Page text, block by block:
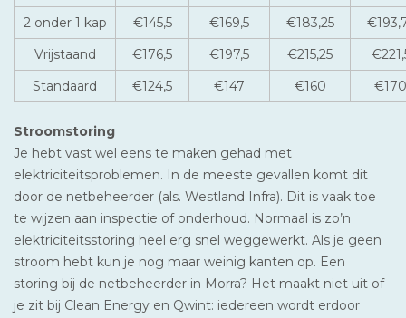
2 onder 1 kap
€145,5 €169,5 €183,25
Vrijstaand
€176,5 €197,5 €215,25
Standaard
€124,5 €147 €160 €170
Stroomstoring
Je hebt vast wel eens te maken gehad met
elektriciteitsproblemen. In de meeste gevallen komt dit
door de netbeheerder (als. Westland Infra). Dit is vaak toe
te wijzen aan inspectie of onderhoud. Normaal is zo’n
elektriciteitsstoring heel erg snel weggewerkt. Als je geen
stroom hebt kun je nog maar weinig kanten op. Een
storing bij de netbeheerder in Morra? Het maakt niet uit of
je zit bij Clean Energy en Qwint: iedereen wordt erdoor